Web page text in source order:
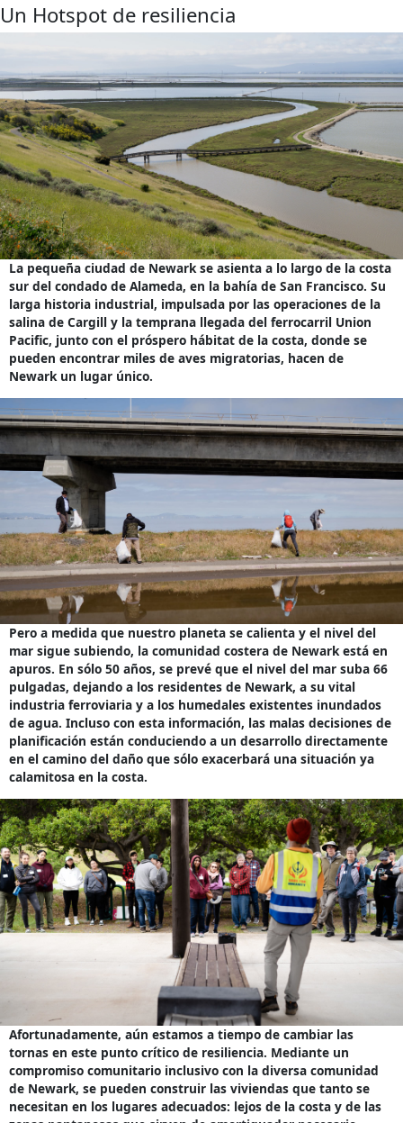
Un Hotspot de resiliencia
La pequeña ciudad de Newark se asienta a lo largo de la costa
sur del condado de Alameda, en la bahía de San Francisco. Su
larga historia industrial, impulsada por las operaciones de la
salina de Cargill y la temprana llegada del ferrocarril Union
Pacific, junto con el próspero hábitat de la costa, donde se
pueden encontrar miles de aves migratorias, hacen de
Newark un lugar único.
Pero a medida que nuestro planeta se calienta y el nivel del
mar sigue subiendo, la comunidad costera de Newark está en
apuros. En sólo 50 años, se prevé que el nivel del mar suba 66
pulgadas, dejando a los residentes de Newark, a su vital
industria ferroviaria y a los humedales existentes inundados
de agua. Incluso con esta información, las malas decisiones de
planificación están conduciendo a un desarrollo directamente
en el camino del daño que sólo exacerbará una situación ya
calamitosa en la costa.
Afortunadamente, aún estamos a tiempo de cambiar las
tornas en este punto crítico de resiliencia. Mediante un
compromiso comunitario inclusivo con la diversa comunidad
de Newark, se pueden construir las viviendas que tanto se
necesitan en los lugares adecuados: lejos de la costa y de las